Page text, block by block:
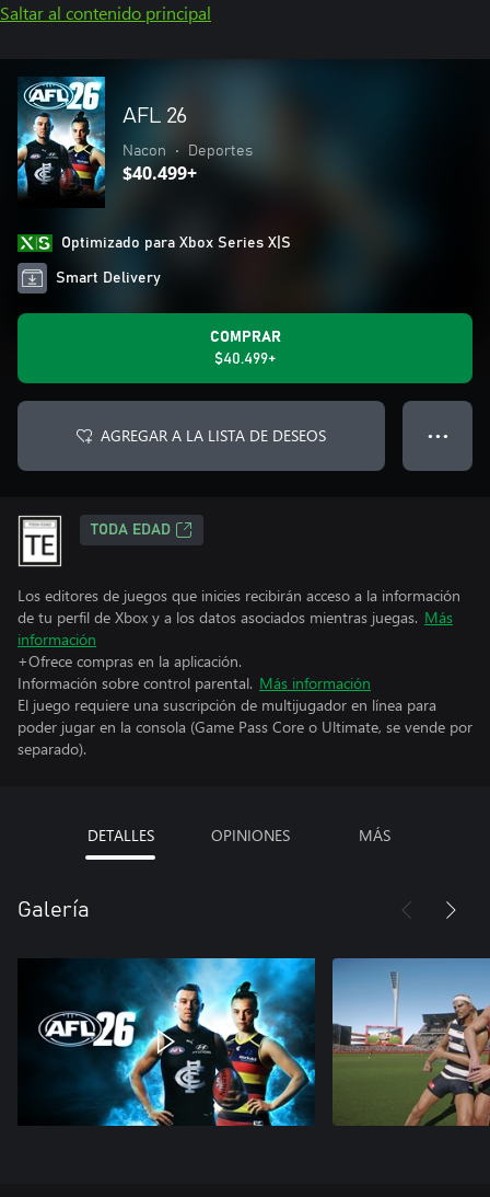
Saltar al contenido principal
AFL 26
Nacon • Deportes
$40.499+
Optimizado para Xbox Series X|S
Smart Delivery
COMPRAR
$40.499+
AGREGAR A LA LISTA DE DESEOS ● ● ●
TODA EDAD
Los editores de juegos que inicies recibirán acceso a la información
de tu perfil de Xbox y a los datos asociados mientras juegas. Más
información
+Ofrece compras en la aplicación.
Información sobre control parental. Más información
El juego requiere una suscripción de multijugador en línea para
poder jugar en la consola (Game Pass Core o Ultimate, se vende por
separado).
DETALLES OPINIONES MÁS
Galería